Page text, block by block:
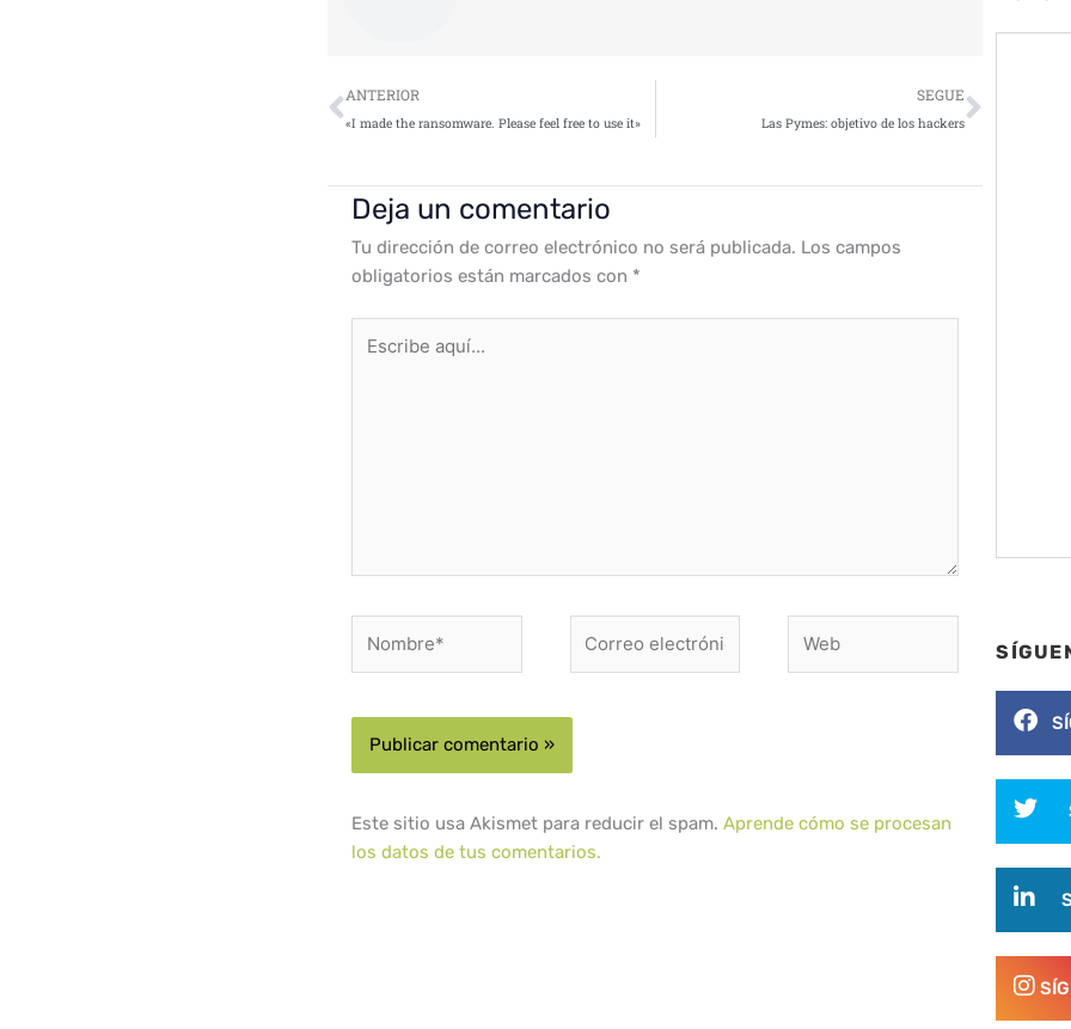
Ant
ANTERIOR
«I made the ransomware. Please feel free to use it»
SEGUE
Las Pymes: objetivo de los hackers
Deja un comentario
Tu dirección de correo electrónico no será publicada. Los campos
obligatorios están marcados con *
aquí...
electrónico*
Este sitio usa Akismet para reducir el spam.Aprende cómo se procesan
los datos de tus comentarios.